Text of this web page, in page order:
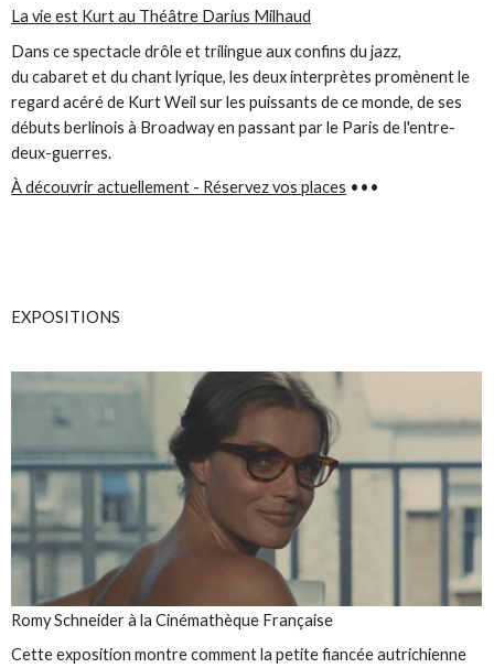
La vie est Kurt au Théâtre Darius Milhaud
Dans ce spectacle drôle et trilingue aux confins du jazz,
du cabaret et du chant lyrique, les deux interprètes promènent le
regard acéré de Kurt Weil sur les puissants de ce monde, de ses
débuts berlinois à Broadway en passant par le Paris de l'entre-
deux-guerres.
À découvrir actuellement - Réservez vos places •••
EXPOSITIONS
Romy Schneider à la Cinémathèque Française
Cette exposition montre comment la petite fiancée autrichienne